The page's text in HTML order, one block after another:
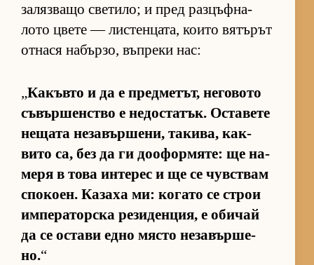
за­ляз­ващо све­ти­ло; и пред раз­цъф­на­
лото цвете — лис­тен­ца­та, ко­ито вя­тъ­рът
от­нася на­бър­зо, въп­реки нас:
„Ка­къвто и да е пред­ме­тът, не­го­вото
съ­вър­шен­с­тво е не­дос­та­тък. Ос­та­вете
не­щата не­за­вър­ше­ни, та­ки­ва, как­
вито са, без да ги до­о­фор­мя­те: ще на­
меря в това ин­те­рес и ще се чув­с­т­вам
спо­ко­ен. Ка­заха ми: ко­гато се строи
им­пе­ра­тор­ска ре­зи­ден­ция, е оби­чай
да се ос­тави едно място не­за­вър­ше­
но.“